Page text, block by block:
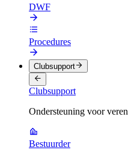
DWF
Procedures
Clubsupport
Clubsupport
Ondersteuning voor
Bestuurder